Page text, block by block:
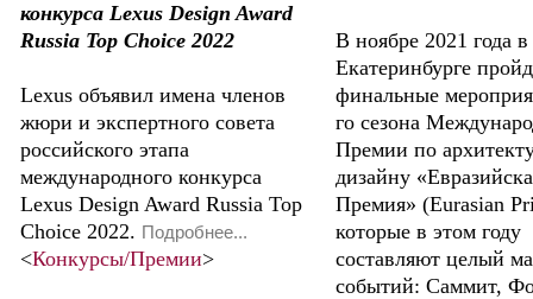
конкурса Lexus Design Award
Russia Top Choice 2022
Lexus объявил имена членов
жюри и экспертного совета
российского этапа
международного конкурса
Lexus Design Award Russia Top
Choice 2022. Подробнее...
<Конкурсы/Премии>
В ноябре 2021 года в
Екатеринбурге
финальные
го сезона
Премии по
дизайну
Премия» (Eurasian
которые в этом году
составляют целый
событий: Саммит,